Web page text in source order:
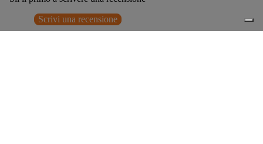
Scrivi una recensione